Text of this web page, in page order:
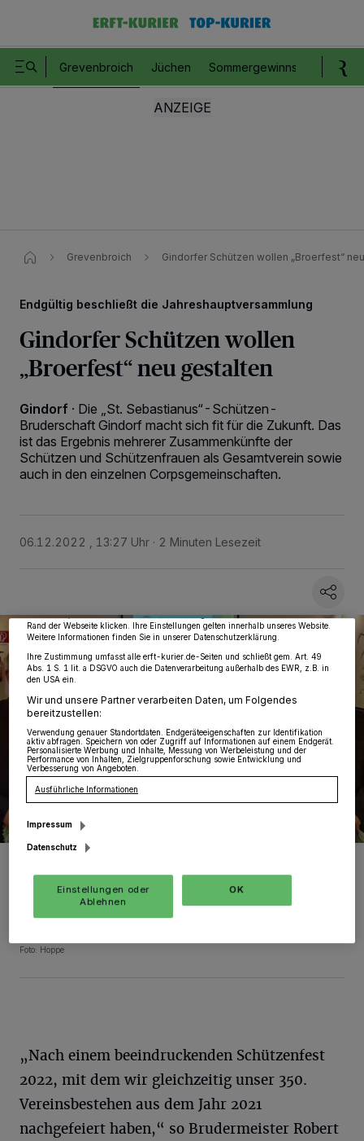
Grevenbroich Jüchen Sommergewinnspiel
Grevenbroich Gindorfer Schützen wollen „Broerfest“
Endgültig beschließt die Jahreshauptversammlung
Gindorfer Schützen wollen
„Broerfest“ neu gestalten
Gindorf · Die „St. Sebastianus“-Schützen-
Bruderschaft Gindorf macht sich fit für die Zukunft. Das
ist das Ergebnis mehrerer Zusammenkünfte der
Schützen und Schützenfrauen als Gesamtverein sowie
auch in den einzelnen Corpsgemeinschaften.
06.12.2022 , 13:27 Uhr 2 Minuten Lesezeit
Brudermeister Robert Hoppe, Geschäftsführer Horst Rodrigo ,
Vize-Brudermeister Jürgen Moll und Regimentsoberst Thomas
Schläger (von links) gemeinsam mit den Vertretern der Zug- und
Korpsgemeinschaften ein neues Veranstaltungskonzept für die
Foto: Hoppe
„Nach einem beeindruckenden Schützenfest
2022, mit dem wir gleichzeitig unser 350.
Vereinsbestehen aus dem Jahr 2021
nachgefeiert haben,“ so Brudermeister Robert
wie Browserdaten oder eindeutige Kennungen auf Ihrem Gerät zu. Durch Auswahl
möglicherweise nicht mehr so relevant für Sie. Sie können dieses Menü jederzeit
widerrufen, indem Sie auf den Link Einstellungen oder Ablehnen am unteren
Rand der Webseite klicken. Ihre Einstellungen gelten innerhalb unseres Website.
Weitere Informationen finden Sie in unserer Datenschutzerklärung.
Ihre Zustimmung umfasst alle erft-kurier.de-Seiten und schließt gem. Art. 49
Abs. 1 S. 1 lit. a DSGVO auch die Datenverarbeitung außerhalb des EWR, z.B. in
den USA ein.
Wir und unsere Partner verarbeiten Daten, um Folgendes
bereitzustellen:
Verwendung genauer Standortdaten. Endgeräteeigenschaften zur Identifikation
aktiv abfragen. Speichern von oder Zugriff auf Informationen auf einem Endgerät.
Personalisierte Werbung und Inhalte, Messung von Werbeleistung und der
Performance von Inhalten, Zielgruppenforschung sowie Entwicklung und
Verbesserung von Angeboten.
Ausführliche Informationen
Impressum
Datenschutz
Einstellungen oder
Ablehnen
OK